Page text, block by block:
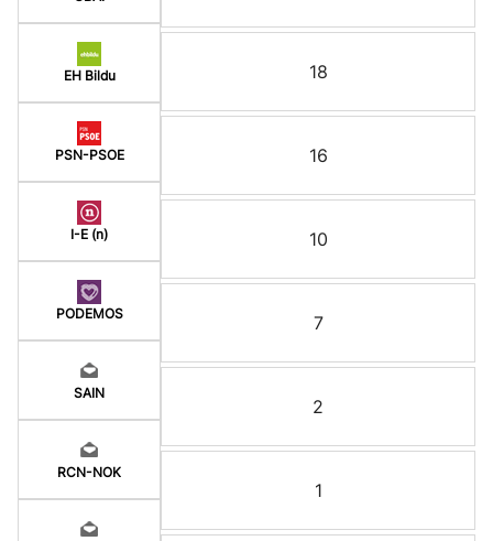
EH Bildu
PSN-PSOE
I-E (n)
PODEMOS
SAIN
RCN-NOK
18
16
10
7
2
1